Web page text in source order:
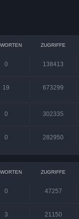
ZUGRIFFE
0 138413
19 673299
0 302335
0 282950
ZUGRIFFE
0 47257
3 21150